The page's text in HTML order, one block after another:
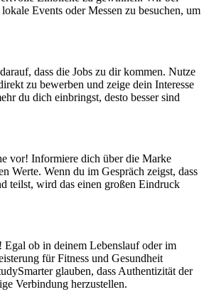
Events oder Messen zu besuchen, um
dass die Jobs zu dir kommen. Nutze
zu bewerben und zeige dein Interesse
du dich einbringst, desto besser sind
vor! Informiere dich über die Marke
Werte. Wenn du im Gespräch zeigst, dass
teilst, wird das einen großen Eindruck
Egal ob in deinem Lebenslauf oder im
für Fitness und Gesundheit
glauben, dass Authentizität der
Verbindung herzustellen.